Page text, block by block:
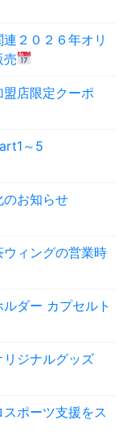
２０２６年オリ
売
店限定クーポ
～5
のお知らせ
ウィングの営業時
ダー カプセルト
リジナルグッズ
ポーツ支援をス